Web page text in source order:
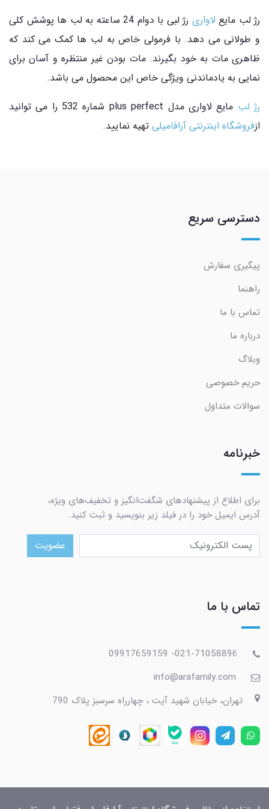
رژ لب مایع لاواری
رژ لبی با دوام 24 ساعته به لب ها پوشش کلی
و طولانی می دهد. با فرمولی خاص به لب ها کمک می کند که
ظاهری مات به خود بگیرند. مات بودن غیر منتظره و آسان برای
نمایی به یادماندنی ویژگی خاص این محصول می باشد.
رژ لب
مایع لاواری مدل plus perfect شماره 532 را می توانید
ازفروشگاه اینترنتی آرافامیلی تهیه نمایید.
دسترسی سریع
پیگیری سفارش
راهنما
تماس با ما
درباره ما
وبلاگ
حریم خصوصی
سوالات متداول
خبرنامه
برای اطلاع از پیشنهادهای شگفت‌انگیز و تخفیف‌های ویژه،
آدرس ایمیل خود را در فیلد زیر بنویسید و ثبت کنید.
عضویت
تماس با ما
تهران، خیابان شهید آیت ، چهارراه سرسبز پلاک 790